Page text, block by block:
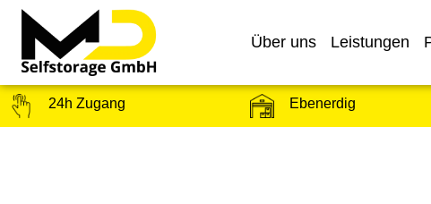
Über uns Leistungen
24h Zugang Ebenerdig